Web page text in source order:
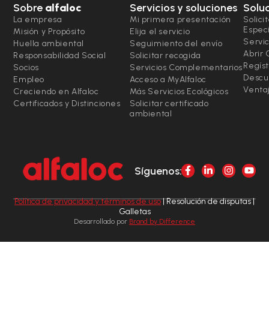
Sobre alfaloc
La empresa
Misión y Propósito
Huella ambiental
Responsabilidad Social
Socios
Empleo
Creciendo en Alfaloc
Certificados y Distinciones
Servicios y soluciones
Mi primera presentación
Elija el servicio
Seguimiento del envío
Solicitar recogida
Servicios Complementarios
Acceso a MyAlfaloc
Más Servicios Ecológicos
Solicitar certificado
ambiental
Abrir
Síguenos:
Política de privacidad y términos de uso| Resolución de disputas |
Galletas
Desarrollado por Brand by Difference